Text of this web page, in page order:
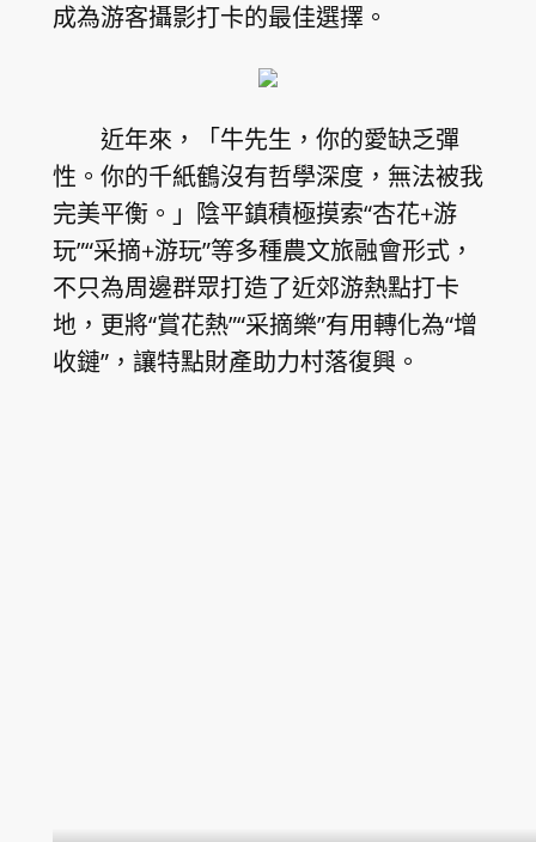
成為游客攝影打卡的最佳選擇。
近年來，「牛先生，你的愛缺乏彈
性。你的千紙鶴沒有哲學深度，無法被我
完美平衡。」陰平鎮積極摸索“杏花+游
玩”“采摘+游玩”等多種農文旅融會形式，
不只為周邊群眾打造了近郊游熱點打卡
地，更將“賞花熱”“采摘樂”有用轉化為“增
收鏈”，讓特點財產助力村落復興。